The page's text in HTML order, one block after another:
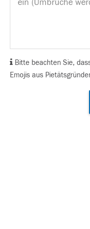
Bitte beachten Sie,
Emojis aus